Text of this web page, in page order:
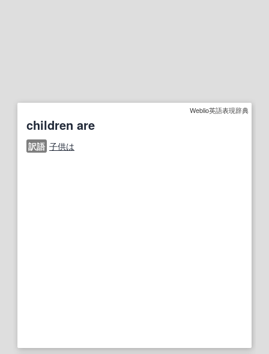
Weblio英語表現辞典
children are
訳語 子供は